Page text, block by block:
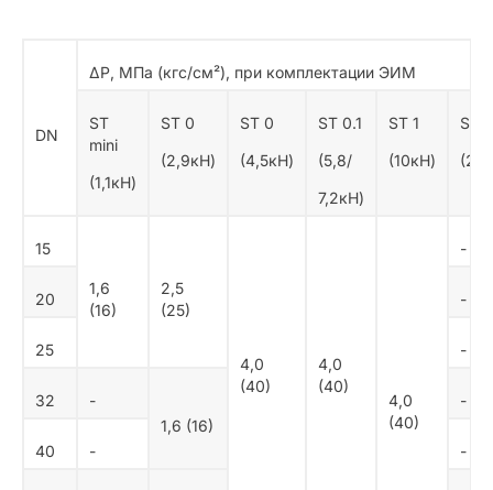
DN
ΔР, МПа (кгс/см²), при комплектации ЭИМ
ST
mini
(1,1кН)
ST 0
(2,9кН)
ST 0
(4,5кН)
ST 0.1
(5,8/
7,2кН)
ST 1
(10кН)
ST 2
15
1,6
(16)
2,5
(25)
4,0
(40)
4,0
(40)
4,0
(40)
-
20 -
25 -
32
-
1,6 (16)
-
40 - -